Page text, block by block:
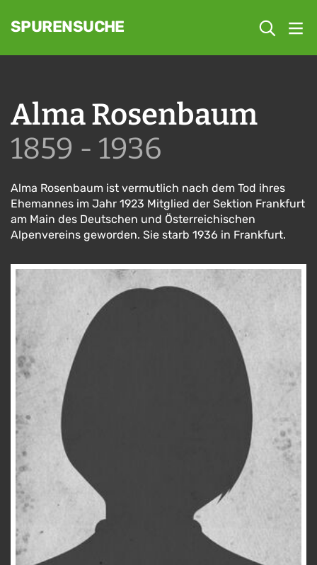
SPURENSUCHE
Alma Rosenbaum
1859 - 1936
Alma Rosenbaum ist vermutlich nach dem Tod ihres
Ehemannes im Jahr 1923 Mitglied der Sektion Frankfurt
am Main des Deutschen und Österreichischen
Alpenvereins geworden. Sie starb 1936 in Frankfurt.